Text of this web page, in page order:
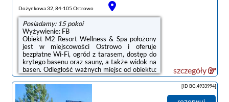
Dożynkowa 32, 84-105 Ostrowo
Posiadamy: 15 pokoi
Wyżywienie: FB
Obiekt M2 Resort Wellness & Spa położony
jest w miejscowości Ostrowo i oferuje
bezpłatne Wi-Fi, ogród z tarasem, dostęp do
krytego basenu oraz sauny, a także widok na
basen. Odległość ważnych miejsc od obiektu:
Plaża w Ostrowie – 1,3 km, Port Gdynia – 46
km. Na terenie obiektu znajduje się prywatny
parking.Niektóre opcje zakwaterowania
wyposażone są w telewizor z płaskim
szczegóły
[ID BG.4933994]